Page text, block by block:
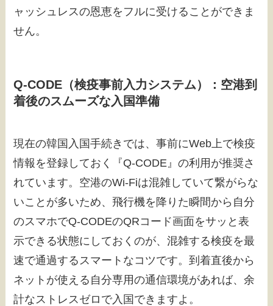
ャッシュレスの恩恵をフルに受けることができま
せん。
Q-CODE（検疫事前入力システム）：空港到
着後のスムーズな入国準備
現在の韓国入国手続きでは、事前にWeb上で検疫
情報を登録しておく『Q-CODE』の利用が推奨さ
れています。空港のWi-Fiは混雑していて繋がらな
いことが多いため、飛行機を降りた瞬間から自分
のスマホでQ-CODEのQRコード画面をサッと表
示できる状態にしておくのが、混雑する検疫を最
速で通過するスマートなコツです。到着直後から
ネットが使える自分専用の通信環境があれば、余
計なストレスゼロで入国できますよ。